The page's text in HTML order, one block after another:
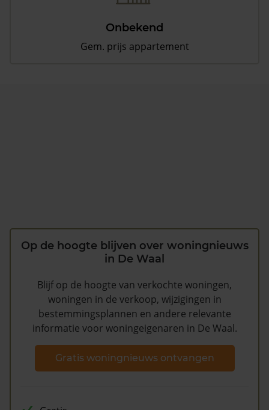
Onbekend
Gem. prijs appartement
Op de hoogte blijven over woningnieuws
in De Waal
Blijf op de hoogte van verkochte woningen,
woningen in de verkoop, wijzigingen in
bestemmingsplannen en andere relevante
informatie voor woningeigenaren in De Waal.
Gratis woningnieuws ontvangen